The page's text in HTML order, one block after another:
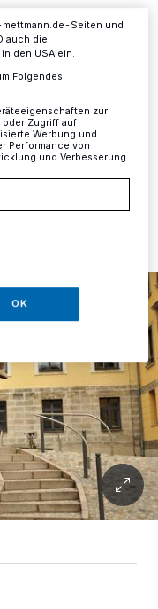
Land Nordrhein-
ein langgehegter
mettmann.de-Seiten und
auch die
den USA ein.
Folgendes
zur
oder Zugriff auf
Werbung und
Performance von
und Verbesserung
OK